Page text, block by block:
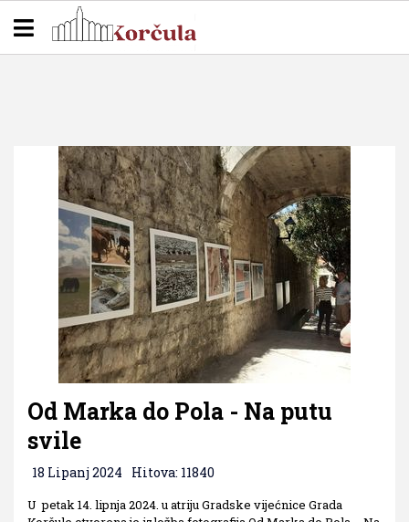
Od Marka do Pola - Na putu
svile
18 Lipanj 2024 Hitova: 11840
U petak 14. lipnja 2024. u atriju Gradske vijećnice Grada